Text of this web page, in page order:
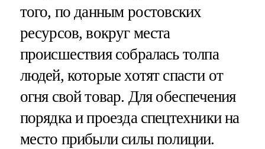
того, по данным ростовских
ресурсов, вокруг места
происшествия собралась толпа
людей, которые хотят спасти от
огня свой товар. Для обеспечения
порядка и проезда спецтехники на
место прибыли силы полиции.